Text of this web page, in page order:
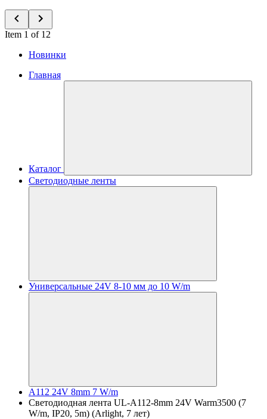
Item 1 of 12
Новинки
Главная
Каталог
Светодиодные ленты
Универсальные 24V 8-10 мм до 10 W/m
A112 24V 8mm 7 W/m
Светодиодная лента UL-A112-8mm 24V Warm3500 (7
W/m, IP20, 5m) (Arlight, 7 лет)